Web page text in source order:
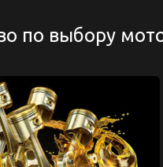
по выбору